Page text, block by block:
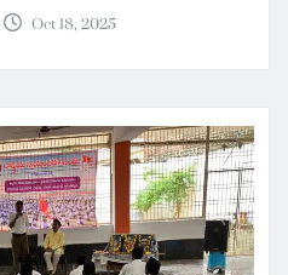
Oct 18, 2025